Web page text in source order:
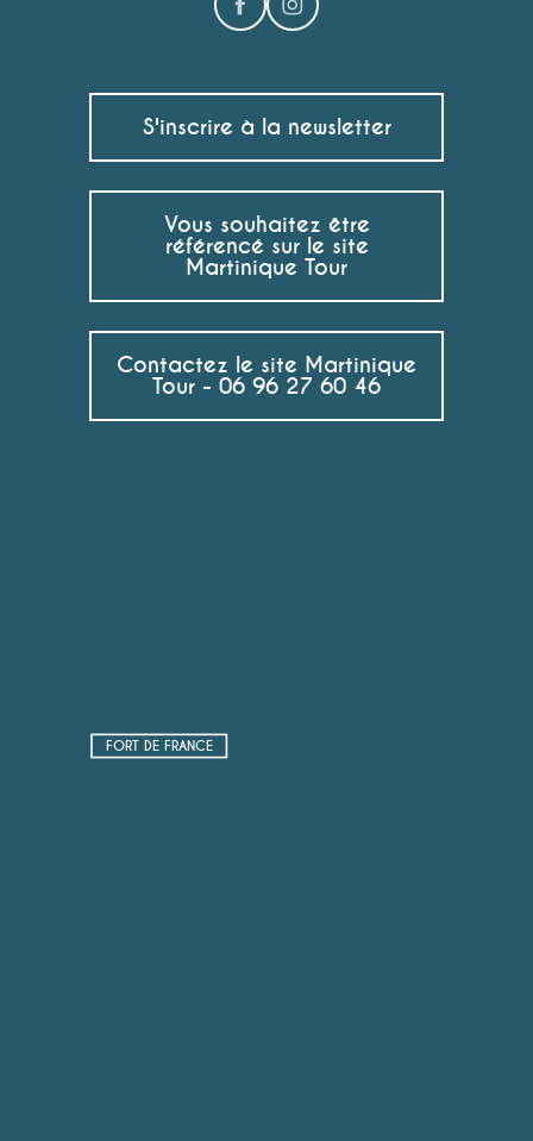
S'inscrire à la newsletter
Vous souhaitez être
référencé sur le site
Martinique Tour
Contactez le site Martinique
Tour - 06 96 27 60 46
FORT DE FRANCE